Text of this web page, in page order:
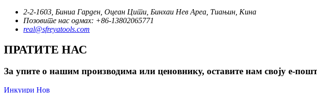
2-2-1603, Биниа Гарден, Оцеан Цити, Бинхаи Нев Ареа, Тиањин, Кина
Позовите нас одмах: +86-13802065771
real@sfreyatools.com
ПРАТИТЕ НАС
За упите о нашим производима или ценовнику, оставите нам своју е-
Инкуири Нов